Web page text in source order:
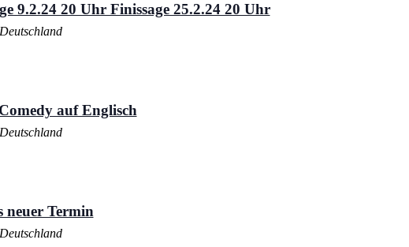
9.2.24 20 Uhr Finissage 25.2.24 20 Uhr
auf Englisch
neuer Termin